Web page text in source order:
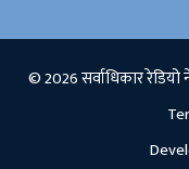
© 2026 सर्वाधिकार